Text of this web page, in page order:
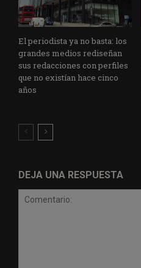
El periodista ya no basta: los
grandes medios rediseñan
sus redacciones con perfiles
que no existían hace cinco
años
DEJA UNA RESPUESTA